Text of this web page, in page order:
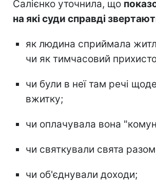
Салієнко уточнила, що
на які суди справді
як людина сприймала
чи як тимчасовий
чи були в неї там речі
вжитку;
чи оплачувала вона
чи святкували свята
чи об'єднували доходи;